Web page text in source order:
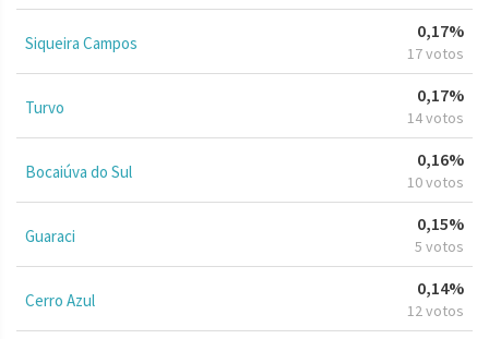
Siqueira Campos
0,17%
17 votos
Turvo
0,17%
14 votos
Bocaiúva do Sul
0,16%
10 votos
Guaraci
0,15%
5 votos
Cerro Azul
0,14%
12 votos